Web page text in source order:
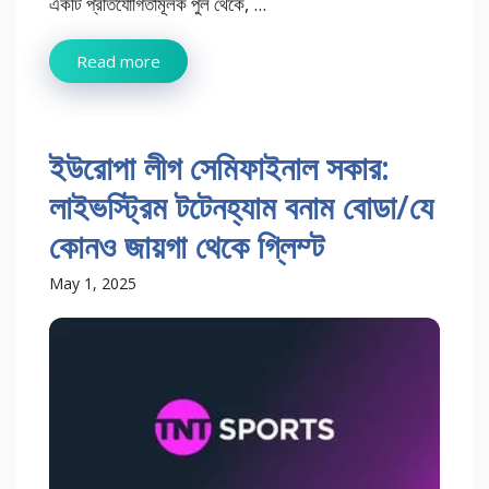
Read more
ইউরোপা লীগ সেমিফাইনাল সকার:
লাইভস্ট্রিম টটেনহ্যাম বনাম বোডা/যে
কোনও জায়গা থেকে গ্লিম্ট
May 1, 2025